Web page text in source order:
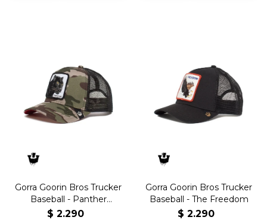
Gorra Goorin Bros Trucker
Baseball - Panther
Camuflado
$ 2.290
Gorra Goorin Bros Trucker
Baseball - The Freedom
$ 2.290